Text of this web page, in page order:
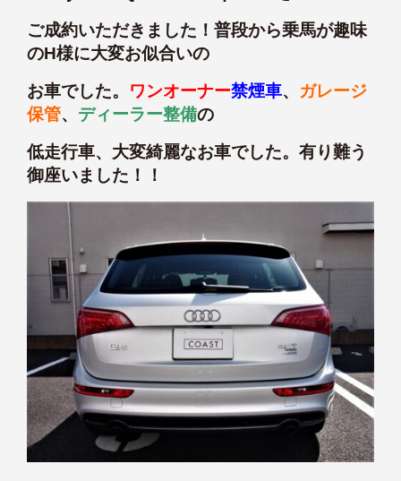
ご成約いただきました！普段から乗馬が趣味
のH様に大変お似合いの
お車でした。 ワンオーナー禁煙車、 ガレージ
保管、 ディーラー整備の
低走行車、大変綺麗なお車でした。有り難う
御座いました！！